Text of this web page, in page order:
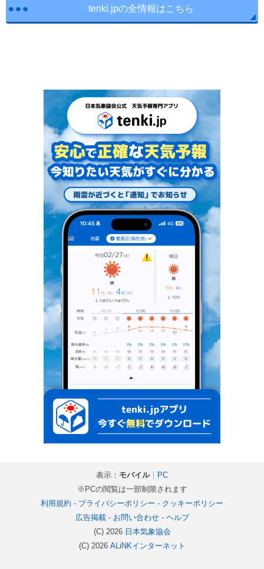
tenki.jpの全情報はこちら
表示： モバイル｜ PC
※PCの閲覧は一部制限されます
利用規約 - プライバシーポリシー - クッキーポリシー
広告掲載- お問い合わせ- ヘルプ
(C) 2026 日本気象協会
(C) 2026 ALiNKインターネット